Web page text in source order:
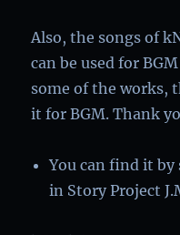
Also, the songs of
can be used for
some of the works,
it for BGM. Thank
You can find it by
in Story Project